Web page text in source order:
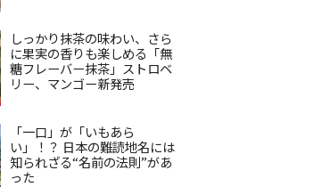
しっかり抹茶の味わい、さら
に果実の香りも楽しめる「無
糖フレーバー抹茶」ストロベ
リー、マンゴー新発売
「一口」が「いもあら
い」！？ 日本の難読地名には
知られざる“名前の法則”があ
った